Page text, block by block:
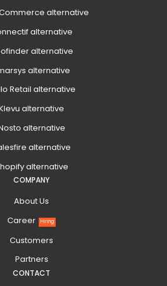
alternative
alternative
alternative
alternative
Retail alternative
alternative
alternative
alternative
alternative
COMPANY
About Us
Career
Hiring
Customers
Partners
CONTACT